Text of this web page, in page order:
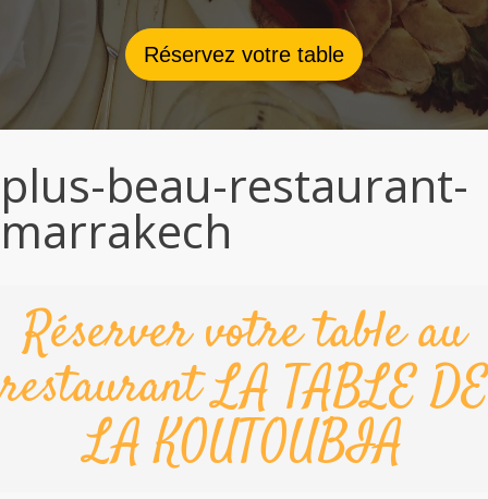
Réservez votre table
plus-beau-restaurant-
marrakech
Réserver votre table au
restaurant LA TABLE DE
LA KOUTOUBIA